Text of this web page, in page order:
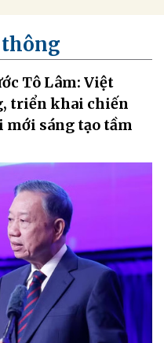
Tô Lâm: Việt
triển khai chiến
mới sáng tạo tầm